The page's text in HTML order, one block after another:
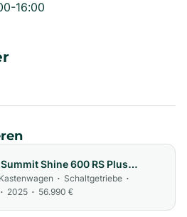
16:00
Shine 600 RS Plus
Shine 600 R S Plus
Kastenwagen • Schaltgetriebe •
• 2025 • 56.990 €